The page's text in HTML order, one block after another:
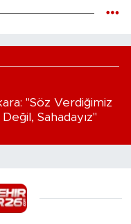
"Söz Verdiğimiz
Sahadayız"